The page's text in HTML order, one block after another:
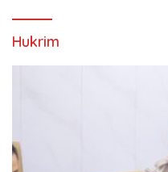
Hukrim